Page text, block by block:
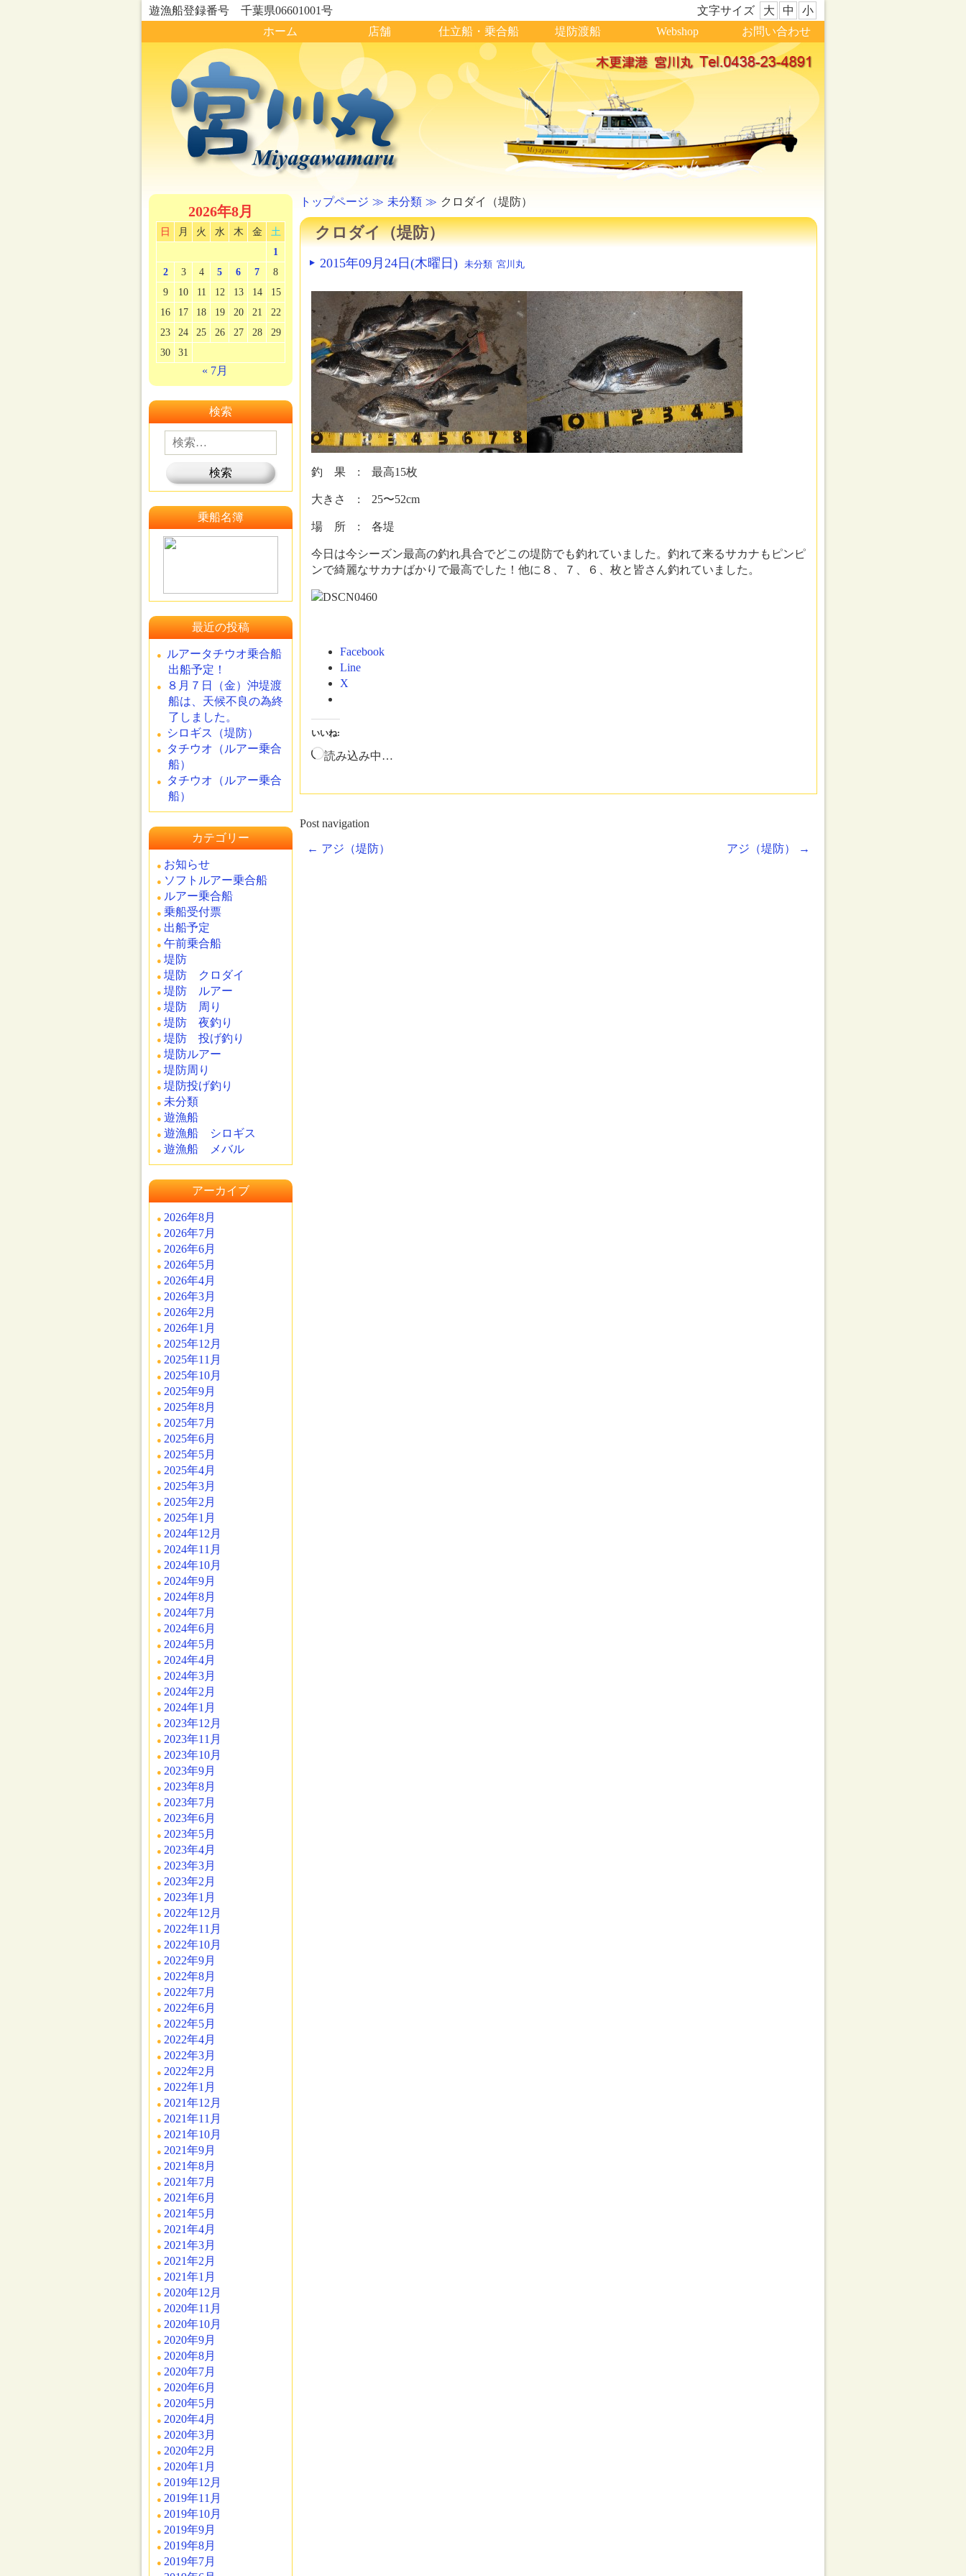
遊漁船登録番号 千葉県06601001号 文字サイズ 小
中
大
ホーム
店舗 仕立船・乗合船 堤防渡船 Webshop お問い合わせ
トップページ 未分類 クロダイ（堤防）
クロダイ（堤防）
2015年09月24日(木曜日) 未分類 宮川丸
釣 果 : 最高15枚
大きさ : 25〜52cm
場 所 : 各堤
今日は今シーズン最高の釣れ具合でどこの堤防でも釣れていました。釣れて来るサカナもピンピ
ンで綺麗なサカナばかりで最高でした！他に８、７、６、枚と皆さん釣れていました。
Facebook
Line
X
いいね:
読み込み中…
Post navigation
← アジ（堤防） アジ（堤防） →
2026年8月
日 月 火 水 木 金
土
1
2
3 4 5 6 7
8
9
10 11 12 13 14
15
16
17 18 19 20 21
22
23
24 25 26 27 28
29
30
31
« 7月
検索
乗船名簿
最近の投稿
ルアータチウオ乗合船
出船予定！
８月７日（金）沖堤渡
船は、天候不良の為終
了しました。
シロギス（堤防）
タチウオ（ルアー乗合
船）
タチウオ（ルアー乗合
船）
カテゴリー
お知らせ
ソフトルアー乗合船
ルアー乗合船
乗船受付票
出船予定
午前乗合船
堤防
堤防 クロダイ
堤防 ルアー
堤防 周り
堤防 夜釣り
堤防 投げ釣り
堤防ルアー
堤防周り
堤防投げ釣り
未分類
遊漁船
遊漁船 シロギス
遊漁船 メバル
アーカイブ
2026年8月
2026年7月
2026年6月
2026年5月
2026年4月
2026年3月
2026年2月
2026年1月
2025年12月
2025年11月
2025年10月
2025年9月
2025年8月
2025年7月
2025年6月
2025年5月
2025年4月
2025年3月
2025年2月
2025年1月
2024年12月
2024年11月
2024年10月
2024年9月
2024年8月
2024年7月
2024年6月
2024年5月
2024年4月
2024年3月
2024年2月
2024年1月
2023年12月
2023年11月
2023年10月
2023年9月
2023年8月
2023年7月
2023年6月
2023年5月
2023年4月
2023年3月
2023年2月
2023年1月
2022年12月
2022年11月
2022年10月
2022年9月
2022年8月
2022年7月
2022年6月
2022年5月
2022年4月
2022年3月
2022年2月
2022年1月
2021年12月
2021年11月
2021年10月
2021年9月
2021年8月
2021年7月
2021年6月
2021年5月
2021年4月
2021年3月
2021年2月
2021年1月
2020年12月
2020年11月
2020年10月
2020年9月
2020年8月
2020年7月
2020年6月
2020年5月
2020年4月
2020年3月
2020年2月
2020年1月
2019年12月
2019年11月
2019年10月
2019年9月
2019年8月
2019年7月